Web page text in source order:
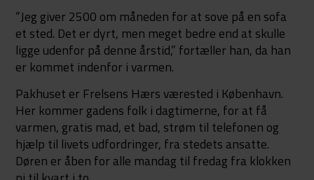
”Jeg giver 2500 om måneden for at sove på en sofa
et sted. Det er dyrt, men meget bedre end at skulle
ligge udenfor på denne årstid,” fortæller han, da han
er kommet indenfor i varmen.
Pakhuset er Frelsens Hærs værested i København.
Her kommer gadens folk i dagtimerne, for at få
varmen, gratis mad, et bad, strøm til telefonen og
hjælp til livets udfordringer, fra stedets ansatte.
Døren er åben for alle mandag til fredag fra klokken